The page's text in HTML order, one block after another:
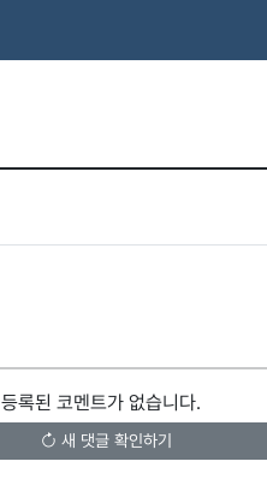
등록된 코멘트가 없습니다.
새 댓글 확인하기